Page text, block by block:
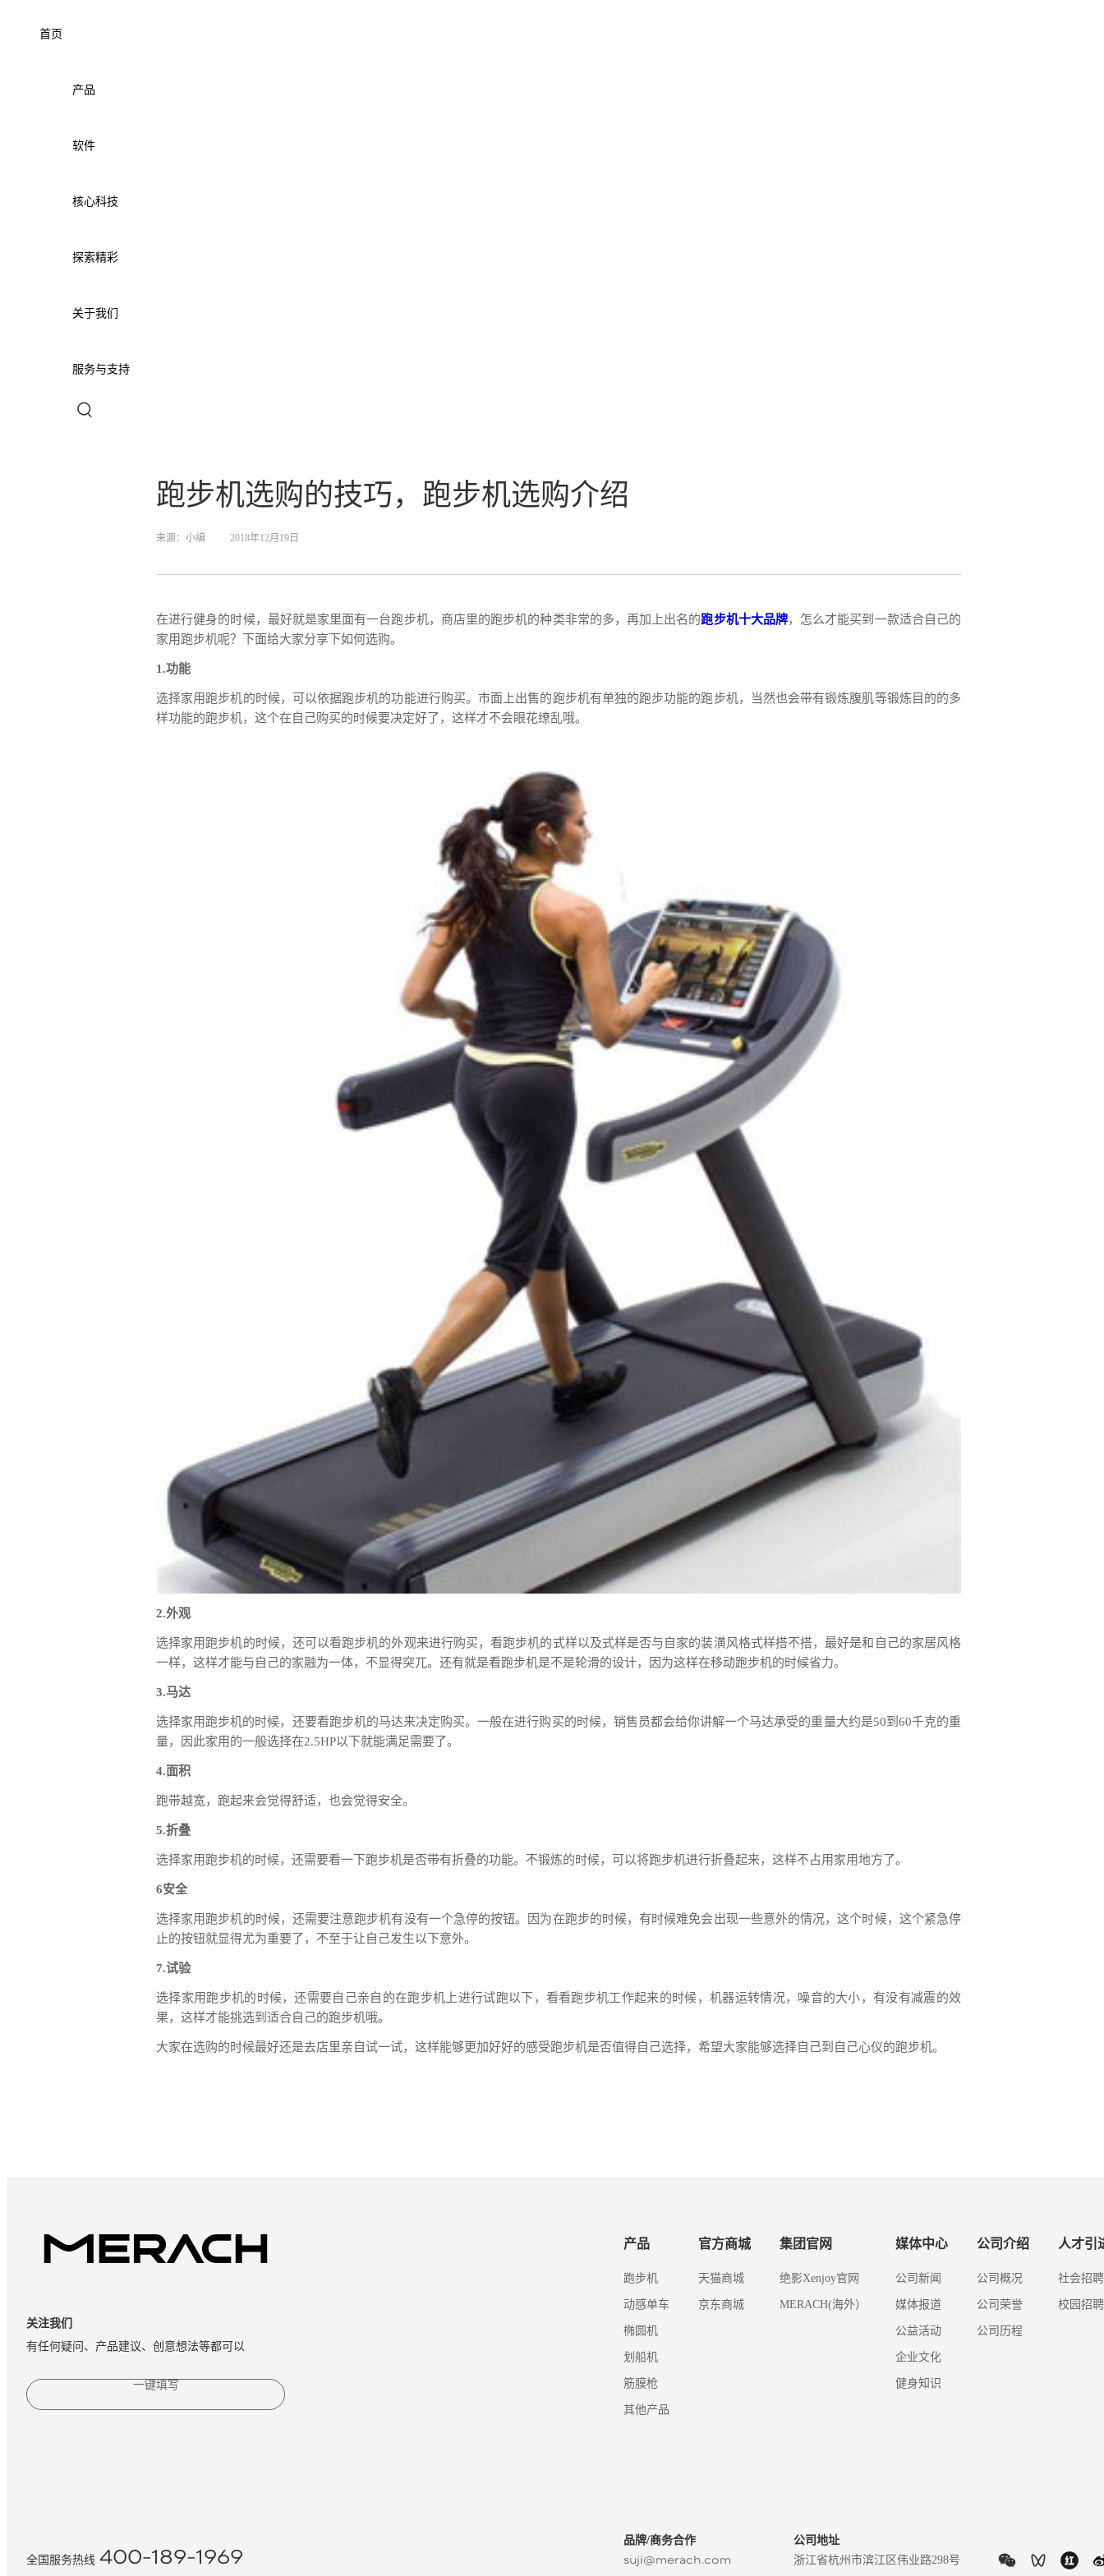
首页
产品
软件
核心科技
探索精彩
关于我们
服务与支持
跑步机选购的技巧，跑步机选购介绍
来源： 小编 2018年12月19日
在进行健身的时候，最好就是家里面有一台跑步机，商店里的跑步机的种类非常的多，再加上出名的跑步机十大品牌，怎么才能买到一款适合自己的
家用跑步机呢？下面给大家分享下如何选购。
1.功能
选择家用跑步机的时候，可以依据跑步机的功能进行购买。市面上出售的跑步机有单独的跑步功能的跑步机，当然也会带有锻炼腹肌等锻炼目的的多
样功能的跑步机，这个在自己购买的时候要决定好了，这样才不会眼花缭乱哦。
2.外观
选择家用跑步机的时候，还可以看跑步机的外观来进行购买，看跑步机的式样以及式样是否与自家的装潢风格式样搭不搭，最好是和自己的家居风格
一样，这样才能与自己的家融为一体，不显得突兀。还有就是看跑步机是不是轮滑的设计，因为这样在移动跑步机的时候省力。
3.马达
选择家用跑步机的时候，还要看跑步机的马达来决定购买。一般在进行购买的时候，销售员都会给你讲解一个马达承受的重量大约是50到60千克的重
量，因此家用的一般选择在2.5HP以下就能满足需要了。
4.面积
跑带越宽，跑起来会觉得舒适，也会觉得安全。
5.折叠
选择家用跑步机的时候，还需要看一下跑步机是否带有折叠的功能。不锻炼的时候，可以将跑步机进行折叠起来，这样不占用家用地方了。
6安全
选择家用跑步机的时候，还需要注意跑步机有没有一个急停的按钮。因为在跑步的时候，有时候难免会出现一些意外的情况，这个时候，这个紧急停
止的按钮就显得尤为重要了，不至于让自己发生以下意外。
7.试验
选择家用跑步机的时候，还需要自己亲自的在跑步机上进行试跑以下，看看跑步机工作起来的时候，机器运转情况，噪音的大小，有没有减震的效
果，这样才能挑选到适合自己的跑步机哦。
大家在选购的时候最好还是去店里亲自试一试，这样能够更加好好的感受跑步机是否值得自己选择，希望大家能够选择自己到自己心仪的跑步机。
关注我们
有任何疑问、产品建议、创意想法等都可以
一键填写
全国服务热线 400-189-1969
产品
跑步机
动感单车
椭圆机
划船机
筋膜枪
其他产品
官方商城
天猫商城
京东商城
集团官网
绝影Xenjoy官网
MERACH(海外）
媒体中心
公司新闻
媒体报道
公益活动
企业文化
健身知识
公司介绍
公司概况
公司荣誉
公司历程
人才引
社会招聘
校园招聘
品牌/商务合作
suji@merach.com
公司地址
浙江省杭州市滨江区伟业路298号